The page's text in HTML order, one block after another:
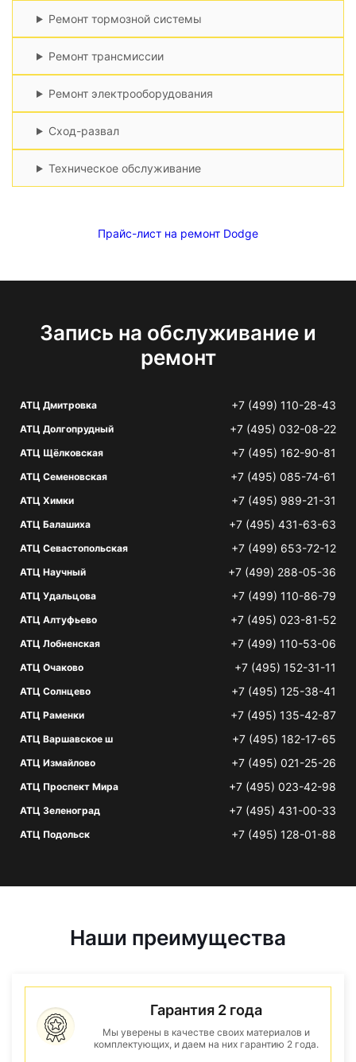
Ремонт тормозной системы
Ремонт трансмиссии
Ремонт электрооборудования
Сход-развал
Техническое обслуживание
Прайс-лист на ремонт Dodge
Запись на обслуживание и
ремонт
АТЦ Дмитровка +7 (499) 110-28-43
АТЦ Долгопрудный +7 (495) 032-08-22
АТЦ Щёлковская +7 (495) 162-90-81
АТЦ Семеновская +7 (495) 085-74-61
АТЦ Химки +7 (495) 989-21-31
АТЦ Балашиха +7 (495) 431-63-63
АТЦ Севастопольская +7 (499) 653-72-12
АТЦ Научный +7 (499) 288-05-36
АТЦ Удальцова +7 (499) 110-86-79
АТЦ Алтуфьево +7 (495) 023-81-52
АТЦ Лобненская +7 (499) 110-53-06
АТЦ Очаково +7 (495) 152-31-11
АТЦ Солнцево +7 (495) 125-38-41
АТЦ Раменки +7 (495) 135-42-87
АТЦ Варшавское ш +7 (495) 182-17-65
АТЦ Измайлово +7 (495) 021-25-26
АТЦ Проспект Мира +7 (495) 023-42-98
АТЦ Зеленоград +7 (495) 431-00-33
АТЦ Подольск +7 (495) 128-01-88
Наши преимущества
Гарантия 2 года
Мы уверены в качестве своих материалов и
комплектующих, и даем на них гарантию 2 года.